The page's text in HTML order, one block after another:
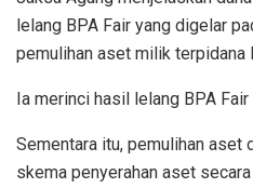
lelang BPA Fair yang digelar
pemulihan aset milik terpidana
Ia merinci hasil lelang BPA
Sementara itu, pemulihan aset
skema penyerahan aset